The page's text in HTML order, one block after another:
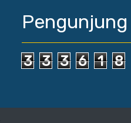
Pengunjung
3 3 3 6 1 8